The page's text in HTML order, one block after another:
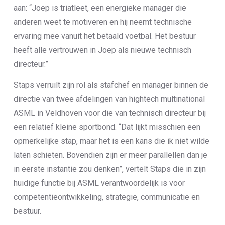
aan: “Joep is triatleet, een energieke manager die
anderen weet te motiveren en hij neemt technische
ervaring mee vanuit het betaald voetbal. Het bestuur
heeft alle vertrouwen in Joep als nieuwe technisch
directeur.”
Staps verruilt zijn rol als stafchef en manager binnen de
directie van twee afdelingen van hightech multinational
ASML in Veldhoven voor die van technisch directeur bij
een relatief kleine sportbond. “Dat lijkt misschien een
opmerkelijke stap, maar het is een kans die ik niet wilde
laten schieten. Bovendien zijn er meer parallellen dan je
in eerste instantie zou denken”, vertelt Staps die in zijn
huidige functie bij ASML verantwoordelijk is voor
competentieontwikkeling, strategie, communicatie en
bestuur.